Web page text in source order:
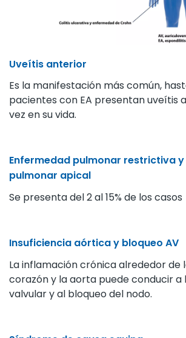
Uveítis anterior
Es la manifestación más común,
pacientes con EA presentan uveítis
vez en su vida.
Enfermedad pulmonar restrictiva
pulmonar apical
Se presenta del 2 al 15% de los casos
Insuficiencia aórtica y bloqueo AV
La inflamación crónica alrededor de
corazón y la aorta puede conducir a
valvular y al bloqueo del nodo.